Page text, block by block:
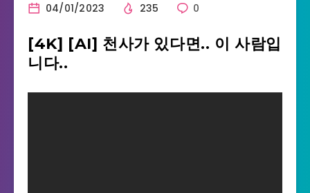
04/01/2023 235 0
[4K] [AI] 천사가 있다면.. 이 사람입
니다..